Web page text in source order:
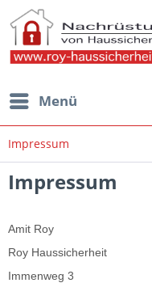
Menü
Impressum
Impressum
Amit Roy
Roy Haussicherheit
Immenweg 3